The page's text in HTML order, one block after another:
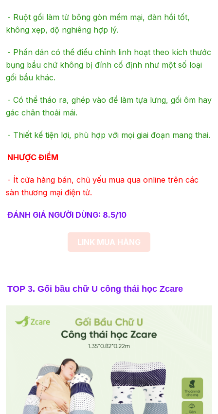
- Ruột gối làm từ bông gòn mềm mại, đàn hồi tốt,
không xẹp, dộ nghiêng hợp lý.
- Phần dán có thể điều chỉnh linh hoạt theo kích thước
bụng bầu chứ không bị đính cố định như một số loại
gối bầu khác.
- Có thể tháo ra, ghép vào để làm tựa lưng, gối ôm hay
gác chân thoải mái.
- Thiết kế tiện lợi, phù hợp với mọi giai đoạn mang thai.
NHƯỢC ĐIỂM
- Ít cửa hàng bán, chủ yếu mua qua online trên các
sàn thương mại điện tử.
ĐÁNH GIÁ NGƯỜI DÙNG: 8.5/10
LINK MUA HÀNG
TOP 3. Gối bầu chữ U công thái học Zcare